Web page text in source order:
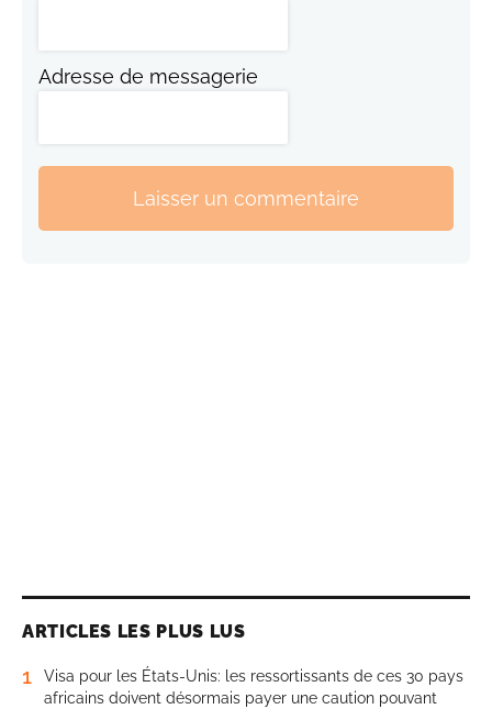
Adresse de messagerie
Laisser un commentaire
ARTICLES LES PLUS LUS
1
Visa pour les États-Unis: les ressortissants de ces 30 pays
africains doivent désormais payer une caution pouvant